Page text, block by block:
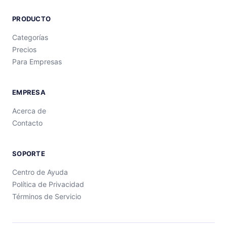
PRODUCTO
Categorías
Precios
Para Empresas
EMPRESA
Acerca de
Contacto
SOPORTE
Centro de Ayuda
Política de Privacidad
Términos de Servicio